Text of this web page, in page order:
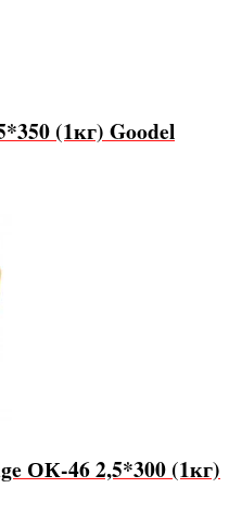
(1кг) Goodel
ОК-46 2,5*300 (1кг)